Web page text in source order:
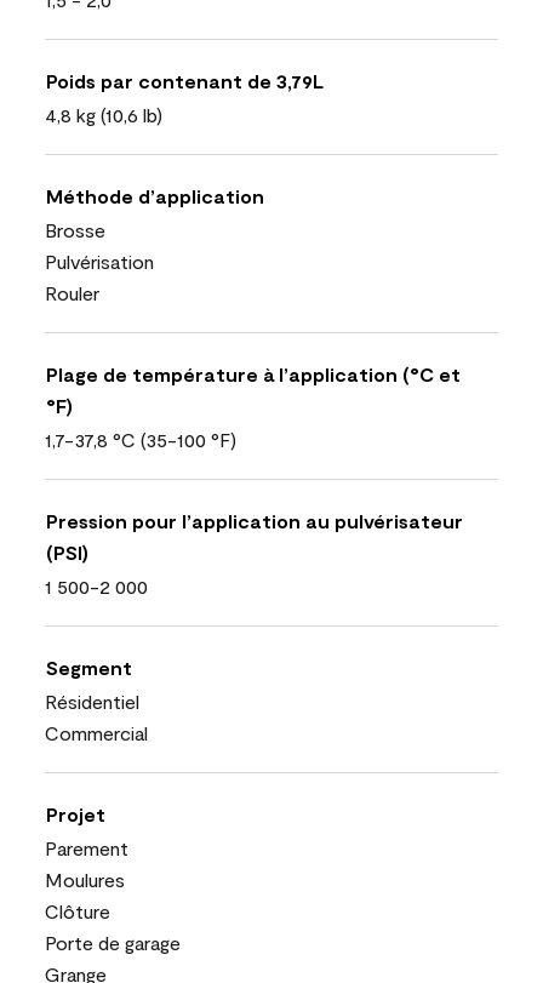
Poids par contenant de 3,79L
4,8 kg (10,6 lb)
Méthode d’application
Brosse
Pulvérisation
Rouler
Plage de température à l’application (°C et
°F)
1,7-37,8 °C (35-100 °F)
Pression pour l’application au pulvérisateur
(PSI)
1 500-2 000
Segment
Résidentiel
Commercial
Projet
Parement
Moulures
Clôture
Porte de garage
Grange